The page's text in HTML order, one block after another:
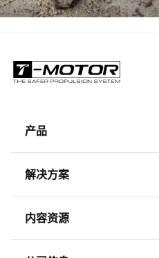
产品
解决方案
内容资源